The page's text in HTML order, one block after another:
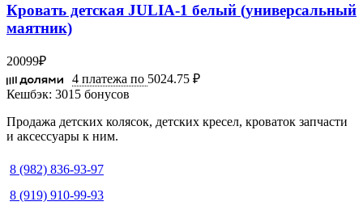
Кровать детская JULIA-1 белый (универсальный
маятник)
20099₽
4 платежа по 5024.75 ₽
Кешбэк: 3015 бонусов
Продажа детских колясок, детских кресел, кроваток запчасти
и аксессуары к ним.
8 (982) 836-93-97
8 (919) 910-99-93